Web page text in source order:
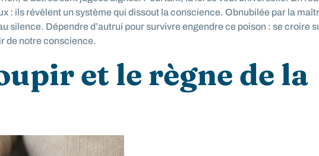
: ils révèlent un système qui dissout la conscience. Obnubilée par la
silence. Dépendre d’autrui pour survivre engendre ce poison : se croire
de notre conscience.
et le règne de la